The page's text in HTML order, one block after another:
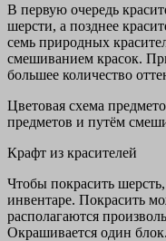
В первую очередь
шерсти, а позднее
семь природных
смешиванием красок.
большее количество
Цветовая схема
предметов и путём
Крафт из красителей
Чтобы покрасить
инвентаре. Покрасить
располагаются
Окрашивается один блок.